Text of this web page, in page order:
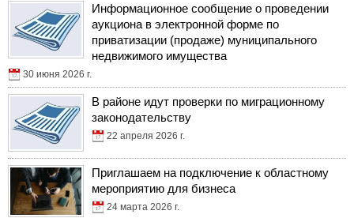
Информационное сообщение о проведении
аукциона в электронной форме по
приватизации (продаже) муниципального
недвижимого имущества
30 июня 2026 г.
В районе идут проверки по миграционному
законодательству
22 апреля 2026 г.
Приглашаем на подключение к областному
мероприятию для бизнеса
24 марта 2026 г.